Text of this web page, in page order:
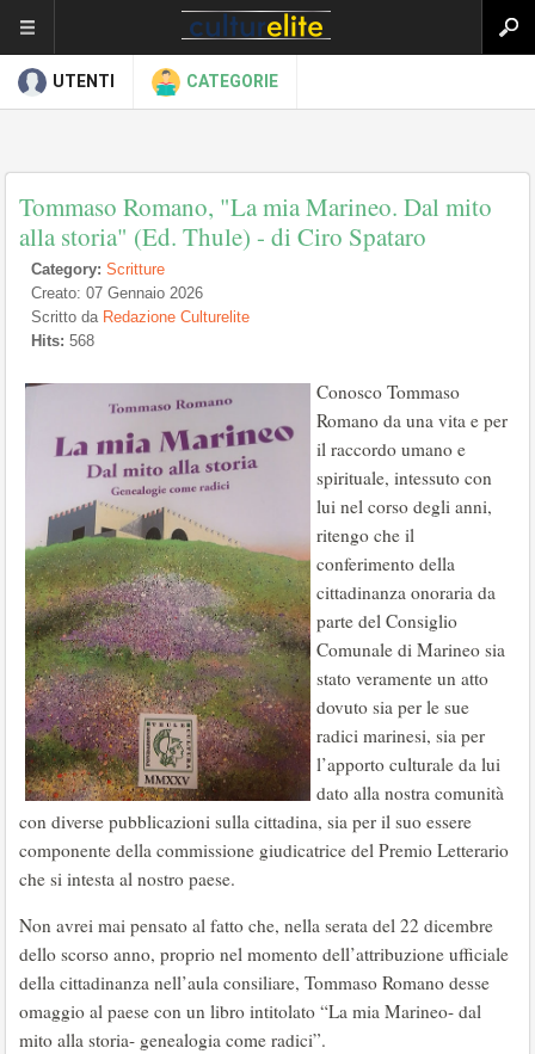
UTENTI CATEGORIE
Tommaso Romano, "La mia Marineo. Dal mito
alla storia" (Ed. Thule) - di Ciro Spataro
Category: Scritture
Creato: 07 Gennaio 2026
Scritto da Redazione Culturelite
Hits: 568
Conosco Tommaso
Romano da una vita e per
il raccordo umano e
spirituale, intessuto con
lui nel corso degli anni,
ritengo che il
conferimento della
cittadinanza onoraria da
parte del Consiglio
Comunale di Marineo sia
stato veramente un atto
dovuto sia per le sue
radici marinesi, sia per
l’apporto culturale da lui
dato alla nostra comunità
con diverse pubblicazioni sulla cittadina, sia per il suo essere
componente della commissione giudicatrice del Premio Letterario
che si intesta al nostro paese.
Non avrei mai pensato al fatto che, nella serata del 22 dicembre
dello scorso anno, proprio nel momento dell’attribuzione ufficiale
della cittadinanza nell’aula consiliare, Tommaso Romano desse
omaggio al paese con un libro intitolato “La mia Marineo- dal
mito alla storia- genealogia come radici”.